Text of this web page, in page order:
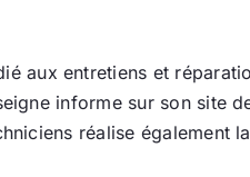
aux entretiens et
informe sur son
réalise